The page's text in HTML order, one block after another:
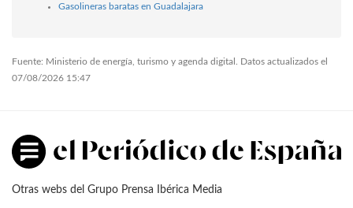
Gasolineras baratas en Guadalajara
Fuente: Ministerio de energía, turismo y agenda digital. Datos actualizados el
07/08/2026 15:47
Otras webs del Grupo Prensa Ibérica Media